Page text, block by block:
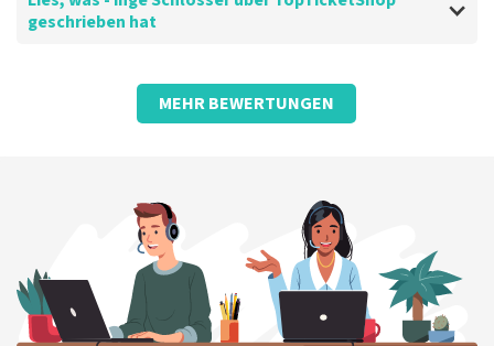
geschrieben hat
Bewertung von - inge Schlosser überTopTicketShop
MEHR BEWERTUNGEN